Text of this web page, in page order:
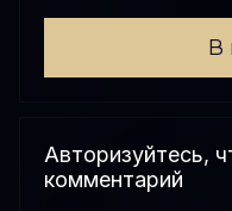
В
Авторизуйтесь,
комментарий